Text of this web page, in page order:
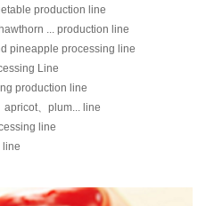
production line
... production line
pineapple processing line
Line
production line
apricot、plum... line
line
line